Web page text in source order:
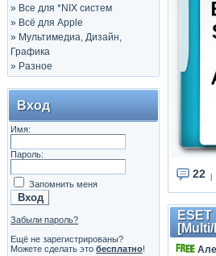
» Все для *NIX систем
» Всё для Apple
» Мультимедиа, Дизайн,
Графика
» Разное
Вход
Имя:
Пароль:
Запомнить меня
Забыли пароль?
Ещё не зарегистрированы?
Можете сделать это бесплатно!
22